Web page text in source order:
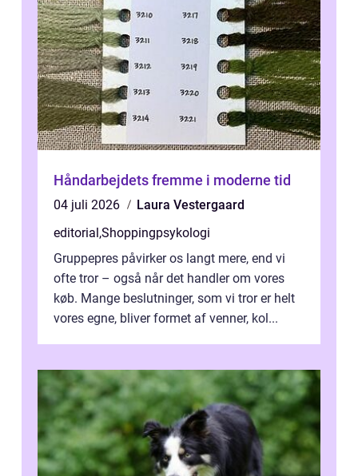
Håndarbejdets fremme i moderne tid
04 juli 2026
Laura Vestergaard
editorial ,Shoppingpsykologi
Gruppepres påvirker os langt mere, end vi
ofte tror – også når det handler om vores
køb. Mange beslutninger, som vi tror er helt
vores egne, bliver formet af venner, kol...